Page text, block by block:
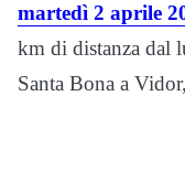
martedì 2 aprile
km di distanza dal
Santa Bona a